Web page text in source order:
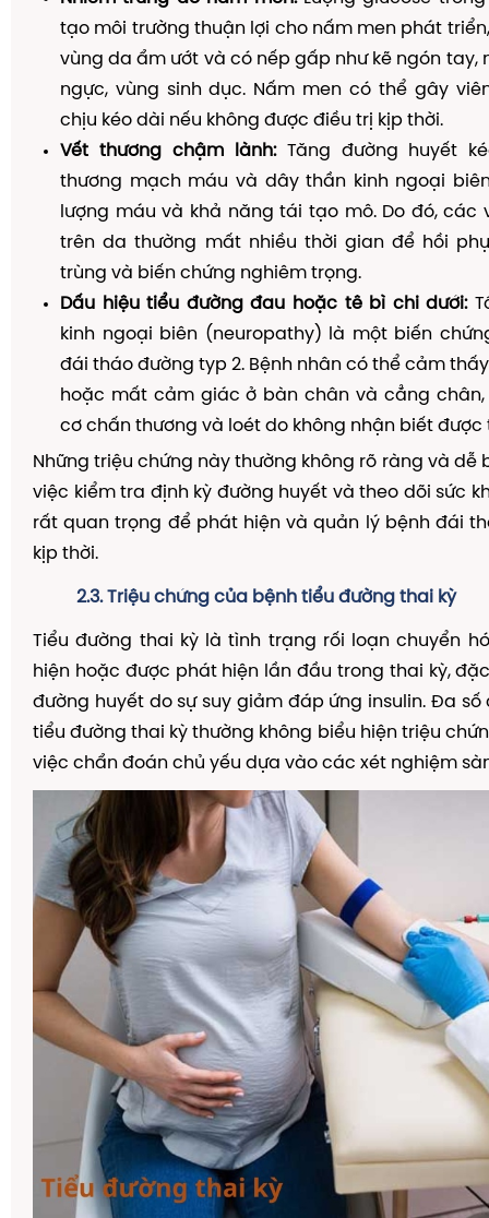
tạo môi trường thuận lợi cho nấm men phát
vùng da ẩm ướt và có nếp gấp như kẽ ngón tay,
ngực, vùng sinh dục. Nấm men có thể gây
chịu kéo dài nếu không được điều trị kịp thời.
Vết thương chậm lành:Tăng đường huyết
thương mạch máu và dây thần kinh ngoại
lượng máu và khả năng tái tạo mô. Do đó, các
trên da thường mất nhiều thời gian để hồi
trùng và biến chứng nghiêm trọng.
Dấu hiệu tiểu đường đau hoặc tê bì chi dưới:
kinh ngoại biên (neuropathy) là một biến
đái tháo đường typ 2. Bệnh nhân có thể cảm
hoặc mất cảm giác ở bàn chân và cẳng
cơ chấn thương và loét do không nhận biết được
Những triệu chứng này thường không rõ ràng và dễ
việc kiểm tra định kỳ đường huyết và theo dõi sức
rất quan trọng để phát hiện và quản lý bệnh đái
kịp thời.
2.3. Triệu chứng của bệnh tiểu đường thai kỳ
Tiểu đường thai kỳ là tình trạng rối loạn chuyển
hiện hoặc được phát hiện lần đầu trong thai kỳ,
đường huyết do sự suy giảm đáp ứng insulin. Đa
tiểu đường thai kỳ thường không biểu hiện triệu
việc chẩn đoán chủ yếu dựa vào các xét nghiệm